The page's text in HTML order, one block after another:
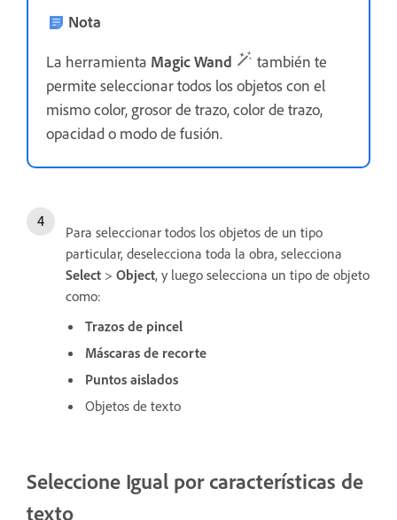
Nota
La herramienta Magic Wand
también te
permite seleccionar todos los objetos con el
mismo color, grosor de trazo, color de trazo,
opacidad o modo de fusión.
Para seleccionar todos los objetos de un tipo
particular, deselecciona toda la obra, selecciona
Select > Object, y luego selecciona un tipo de objeto
como:
Trazos de pincel
Máscaras de recorte
Puntos aislados
Objetos de texto
Seleccione Igual por características de
texto